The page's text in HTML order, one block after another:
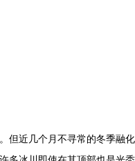
但近几个月不寻常的冬季融化